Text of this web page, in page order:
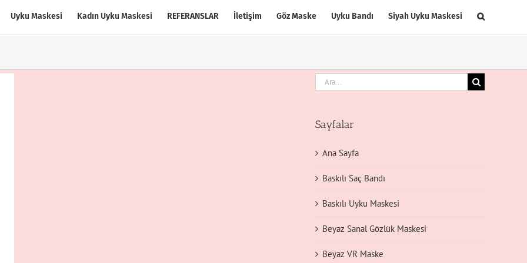
Uyku Maskesi Kadın Uyku Maskesi REFERANSLAR İletişim Göz Maske Uyku Bandı Siyah Uyku Maskesi
Ara:
Sayfalar
Ana Sayfa
Baskılı Saç Bandı
Baskılı Uyku Maskesi
Beyaz Sanal Gözlük Maskesi
Beyaz VR Maske